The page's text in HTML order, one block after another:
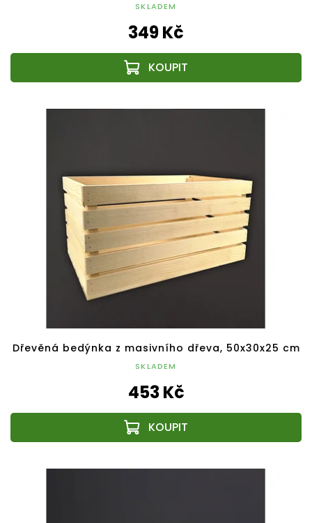
SKLADEM
349 Kč
Dřevěná bedýnka z masivního dřeva, 50x30x25 cm
SKLADEM
453 Kč